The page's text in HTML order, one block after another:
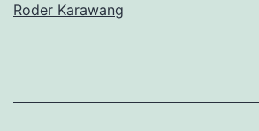
Roder Karawang